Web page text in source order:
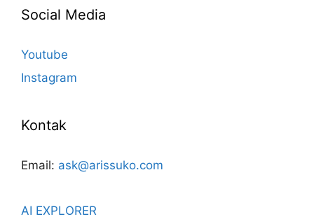
Social Media
Youtube
Instagram
Kontak
Email: ask@arissuko.com
AI EXPLORER